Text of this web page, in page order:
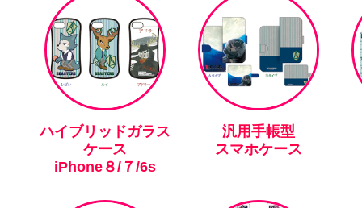
ハイブリッドガラス
ケース
iPhone８/７/6s
汎用手帳型
スマホケース